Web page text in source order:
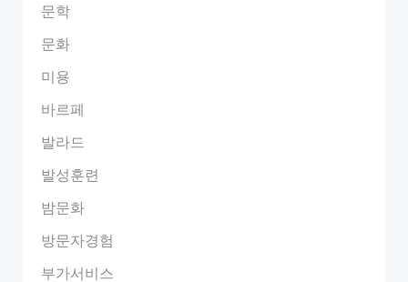
문학
문화
미용
바르페
발라드
발성훈련
밤문화
방문자경험
부가서비스